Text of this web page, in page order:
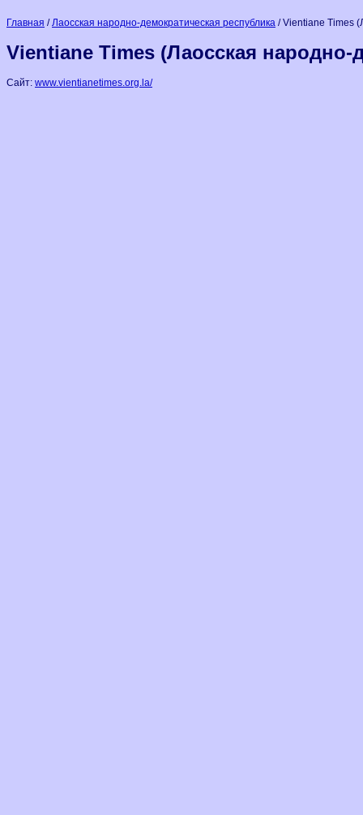
Главная /Лаосская народно-демократическая республика / Vientiane Times
Vientiane Times (Лаосская народно-
Сайт: www.vientianetimes.org.la/